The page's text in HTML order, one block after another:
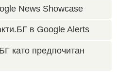
News Showcase
в Google Alerts
като предпочитан